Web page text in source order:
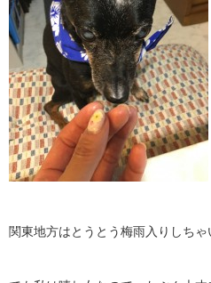
関東地方はとうとう梅雨入りしちゃ